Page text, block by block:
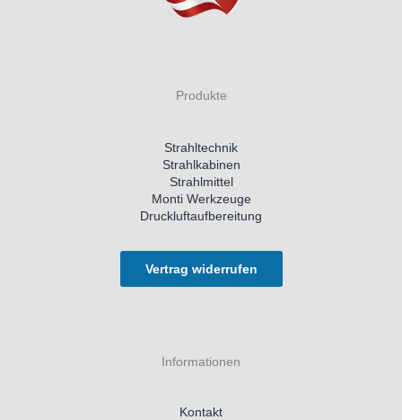
Produkte
Strahltechnik
Strahlkabinen
Strahlmittel
Monti Werkzeuge
Druckluftaufbereitung
Vertrag widerrufen
Informationen
Kontakt